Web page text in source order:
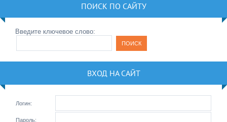
ПОИСК ПО САЙТУ
Введите ключевое слово:
ВХОД НА САЙТ
Логин:
Пароль: